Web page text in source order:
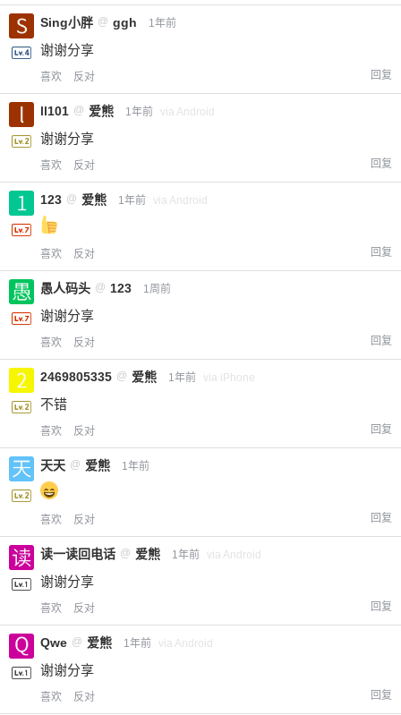
Sing小胖 @ ggh 1年前
谢谢分享
喜欢 反对 回复
ll101 @ 爱熊 1年前 via Android
谢谢分享
喜欢 反对 回复
123 @ 爱熊 1年前 via Android
喜欢 反对 回复
愚人码头 @ 123 1周前
谢谢分享
喜欢 反对 回复
2469805335 @ 爱熊 1年前 via iPhone
不错
喜欢 反对 回复
天天 @ 爱熊 1年前
喜欢 反对 回复
读一读回电话 @ 爱熊 1年前 via Android
谢谢分享
喜欢 反对 回复
Qwe @ 爱熊 1年前 via Android
谢谢分享
喜欢 反对 回复